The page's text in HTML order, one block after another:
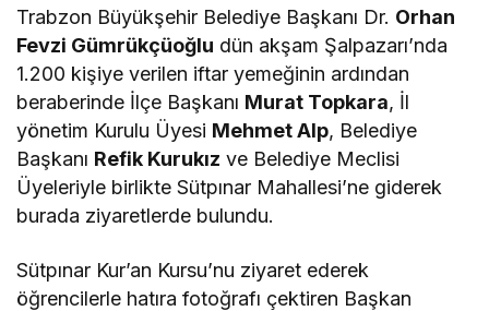
Trabzon Büyükşehir Belediye Başkanı Dr. Orhan
Fevzi Gümrükçüoğlu dün akşam Şalpazarı’nda
1.200 kişiye verilen iftar yemeğinin ardından
beraberinde İlçe Başkanı Murat Topkara, İl
yönetim Kurulu Üyesi Mehmet Alp, Belediye
Başkanı Refik Kurukız ve Belediye Meclisi
Üyeleriyle birlikte Sütpınar Mahallesi’ne giderek
burada ziyaretlerde bulundu.
Sütpınar Kur’an Kursu’nu ziyaret ederek
öğrencilerle hatıra fotoğrafı çektiren Başkan